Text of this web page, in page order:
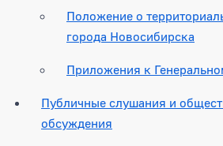
Положение о
города Новосибирска
Приложения к
Публичные слушания и
обсуждения